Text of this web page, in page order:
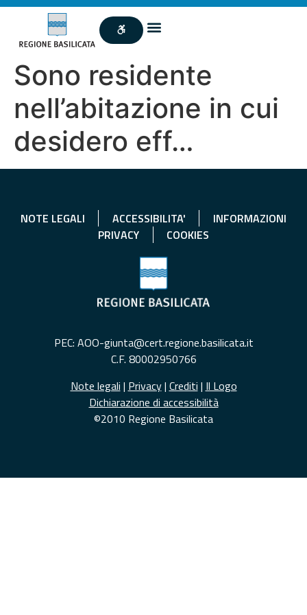
Sono residente
nell’abitazione in cui
desidero eff…
NOTE LEGALI ACCESSIBILITA'
INFORMAZIONI
PRIVACY
COOKIES
PEC: AOO-giunta@cert.regione.basilicata.it
C.F. 80002950766
Note legali | Privacy| Crediti | Il Logo
Dichiarazione di accessibilità
©2010 Regione Basilicata